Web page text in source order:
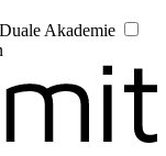
Duale Akademie